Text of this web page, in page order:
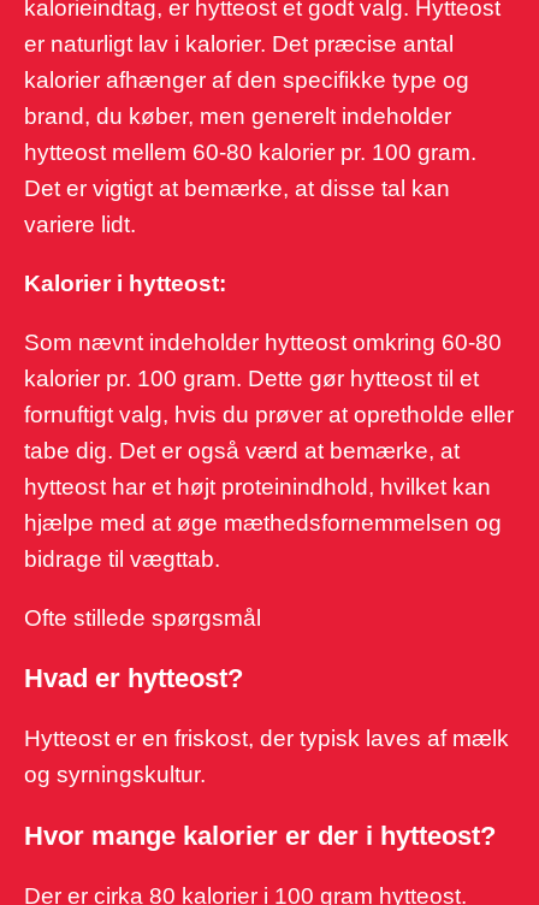
kalorieindtag, er hytteost et godt valg. Hytteost
er naturligt lav i kalorier. Det præcise antal
kalorier afhænger af den specifikke type og
brand, du køber, men generelt indeholder
hytteost mellem 60-80 kalorier pr. 100 gram.
Det er vigtigt at bemærke, at disse tal kan
variere lidt.
Kalorier i hytteost:
Som nævnt indeholder hytteost omkring 60-80
kalorier pr. 100 gram. Dette gør hytteost til et
fornuftigt valg, hvis du prøver at opretholde eller
tabe dig. Det er også værd at bemærke, at
hytteost har et højt proteinindhold, hvilket kan
hjælpe med at øge mæthedsfornemmelsen og
bidrage til vægttab.
Ofte stillede spørgsmål
Hvad er hytteost?
Hytteost er en friskost, der typisk laves af mælk
og syrningskultur.
Hvor mange kalorier er der i hytteost?
Der er cirka 80 kalorier i 100 gram hytteost.